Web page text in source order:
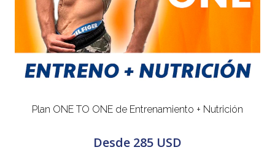
Plan ONE TO ONE de Entrenamiento + Nutrición
Desde 285 USD